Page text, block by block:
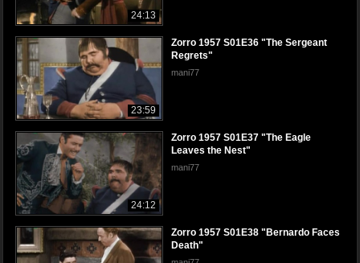
24:13
23:59
Zorro 1957 S01E36 "The Sergeant
Regrets"
mani77
24:12
Zorro 1957 S01E37 "The Eagle
Leaves the Nest"
mani77
Zorro 1957 S01E38 "Bernardo Faces
Death"